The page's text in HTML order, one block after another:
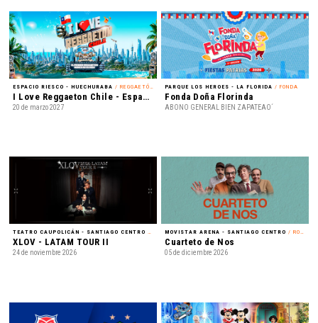
ESPACIO RIESCO - HUECHURABA / REGGAETÓN
I Love Reggaeton Chile - Espacio Riesco 2027
20 de marzo 2027
PARQUE LOS HEROES - LA FLORIDA / FONDA
Fonda Doña Florinda
ABONO GENERAL BIEN ZAPATEAO´
TEATRO CAUPOLICÁN - SANTIAGO CENTRO
XLOV - LATAM TOUR II
24 de noviembre 2026
MOVISTAR ARENA - SANTIAGO CENTRO / ROCK
Cuarteto de Nos
05 de diciembre 2026